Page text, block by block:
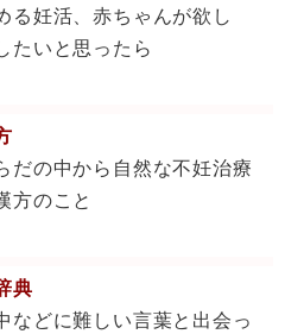
る妊活、赤ちゃんが欲し
たいと思ったら
だの中から自然な不妊治療
方のこと
典
などに難しい言葉と出会っ